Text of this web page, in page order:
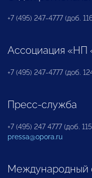
+7 (495) 247-4777 (доб.
Ассоциация
+7 (495) 247-4777 (доб.
Пресс-служба
+7 (495) 247 4777 (доб.
pressa@opora.ru